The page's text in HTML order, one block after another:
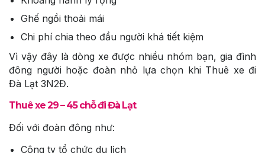
Ghế ngồi thoải mái
Chi phí chia theo đầu người khá tiết kiệm
Vì vậy đây là dòng xe được nhiều nhóm bạn, gia đình
đông người hoặc đoàn nhỏ lựa chọn khi Thuê xe đi
Đà Lạt 3N2Đ.
Thuê xe 29 – 45 chỗ đi Đà Lạt
Đối với đoàn đông như:
Công ty tổ chức du lịch